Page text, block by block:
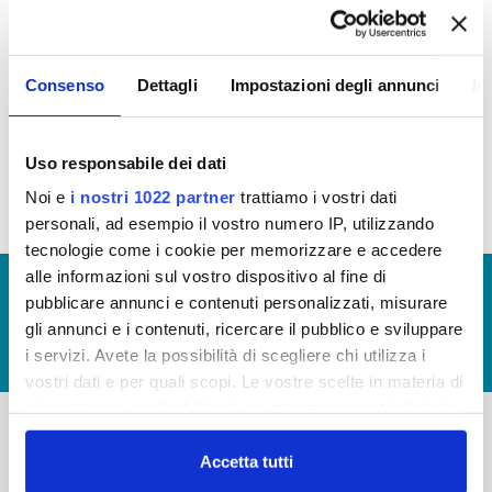
Consenso Dettagli Impostazioni degli annunci
Uso responsabile dei dati
Noi e i nostri 1022 partner trattiamo i vostri dati
personali, ad esempio il vostro numero IP, utilizzando
tecnologie come i cookie per memorizzare e accedere
alle informazioni sul vostro dispositivo al fine di
pubblicare annunci e contenuti personalizzati, misurare
gli annunci e i contenuti, ricercare il pubblico e sviluppare
i servizi. Avete la possibilità di scegliere chi utilizza i
vostri dati e per quali scopi. Le vostre scelte in materia di
in cui avete effettuato le vostre scelte. È possibile
modificare o revocare il proprio consenso in qualsiasi
momento dalla Dichiarazione sui cookie o facendo clic
Accetta tutti
In questa sezione è possibile trovare le seguenti
Tipologia di procedimento
© Copyright 2017 - 2026
GLOSSARIO
GIUDICA IL SERVIZIO
LAVORA CON NOI
-